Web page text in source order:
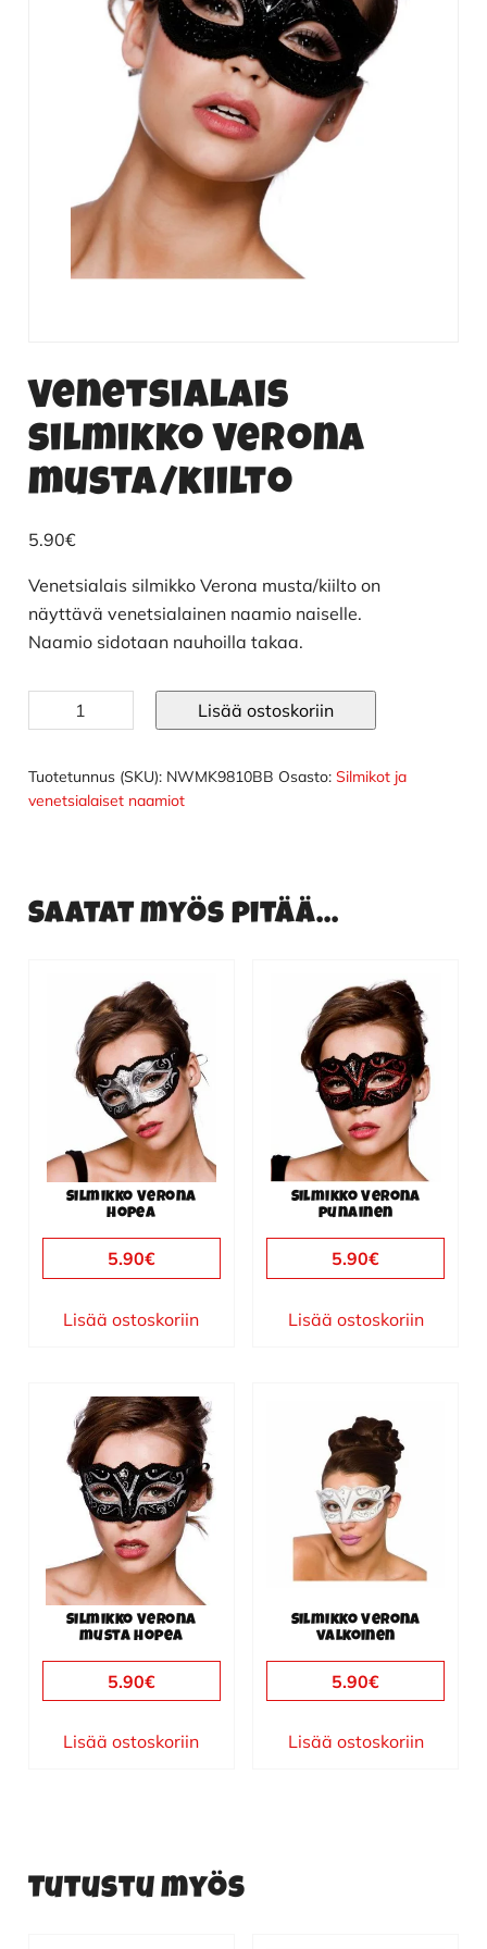
Venetsialais
silmikko Verona
musta/kiilto
5.90€
Venetsialais silmikko Verona musta/kiilto on
näyttävä venetsialainen naamio naiselle.
Naamio sidotaan nauhoilla takaa.
Venetsialais
silmikko
musta/kiilto
määrä
Lisää ostoskoriin
Tuotetunnus (SKU): NWMK9810BB Osasto: Silmikot ja
venetsialaiset naamiot
Saatat myös pitää...
Silmikko Verona
hopea
5.90€
Lisää ostoskoriin
Silmikko Verona
punainen
5.90€
Lisää ostoskoriin
Silmikko Verona
musta hopea
5.90€
Lisää ostoskoriin
Silmikko Verona
valkoinen
5.90€
Lisää ostoskoriin
Tutustu myös